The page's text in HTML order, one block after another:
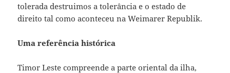
tolerada destruimos a tolerância e o estado de
direito tal como aconteceu na Weimarer Republik.
Uma referência histórica
Timor Leste compreende a parte oriental da ilha,